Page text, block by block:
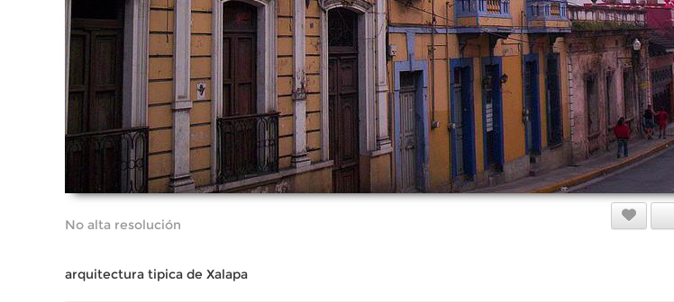
No alta resolución
arquitectura tipica de Xalapa